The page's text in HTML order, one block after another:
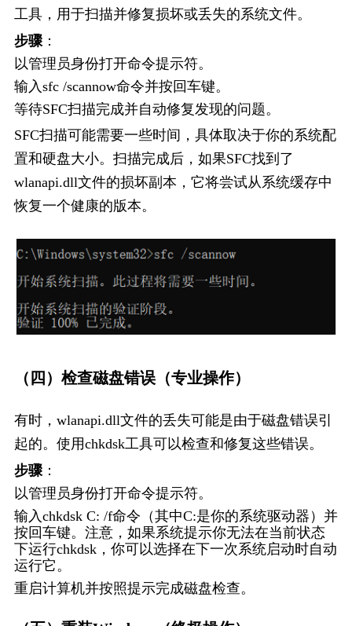
工具，用于扫描并修复损坏或丢失的系统文件。
步骤：
以管理员身份打开命令提示符。
输入sfc /scannow命令并按回车键。
等待SFC扫描完成并自动修复发现的问题。
SFC扫描可能需要一些时间，具体取决于你的系统配
置和硬盘大小。扫描完成后，如果SFC找到了
wlanapi.dll文件的损坏副本，它将尝试从系统缓存中
恢复一个健康的版本。
（四）检查磁盘错误（专业操作）
有时，wlanapi.dll文件的丢失可能是由于磁盘错误引
起的。使用chkdsk工具可以检查和修复这些错误。
步骤：
以管理员身份打开命令提示符。
输入chkdsk C: /f命令（其中C:是你的系统驱动器）并
按回车键。注意，如果系统提示你无法在当前状态
下运行chkdsk，你可以选择在下一次系统启动时自动
运行它。
重启计算机并按照提示完成磁盘检查。